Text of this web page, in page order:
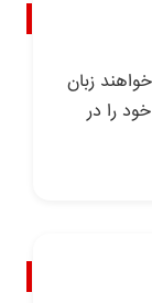
زبان
را در